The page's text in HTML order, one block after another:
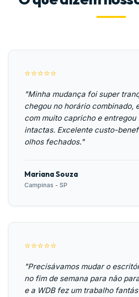
⭐⭐⭐⭐⭐
"Minha mudança foi super
chegou no horário combinado,
com muito capricho e entregou
intactas. Excelente custo-
olhos fechados."
Mariana Souza
Campinas - SP
⭐⭐⭐⭐⭐
"Precisávamos mudar o
no fim de semana para não
e a WDB fez um trabalho